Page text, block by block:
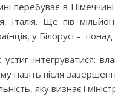
перебуває в
Італія. Ще пів
у Білорусі – понад
інтегруватися:
навіть після
яку визнає і